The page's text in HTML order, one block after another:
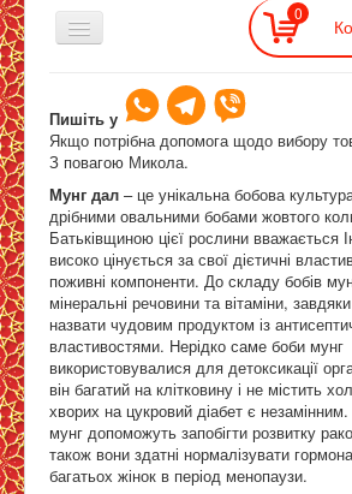
0
Східна Лавка >> Продукти для
Мунг дал, урад дал, нут
Мапа
Пишіть у
Якщо потрібна допомога щодо вибору
З повагою Микола.
Мунг дал – це унікальна бобова
дрібними овальними бобами жовтого
Батьківщиною цієї рослини вважається
високо цінується за свої дієтичні
поживні компоненти. До складу бобів
мінеральні речовини та вітаміни,
назвати чудовим продуктом із
властивостями. Нерідко саме боби мунг
використовувалися для детоксикації
він багатий на клітковину і не містить
хворих на цукровий діабет є
мунг допоможуть запобігти розвитку
також вони здатні нормалізувати
багатьох жінок в період менопаузи.